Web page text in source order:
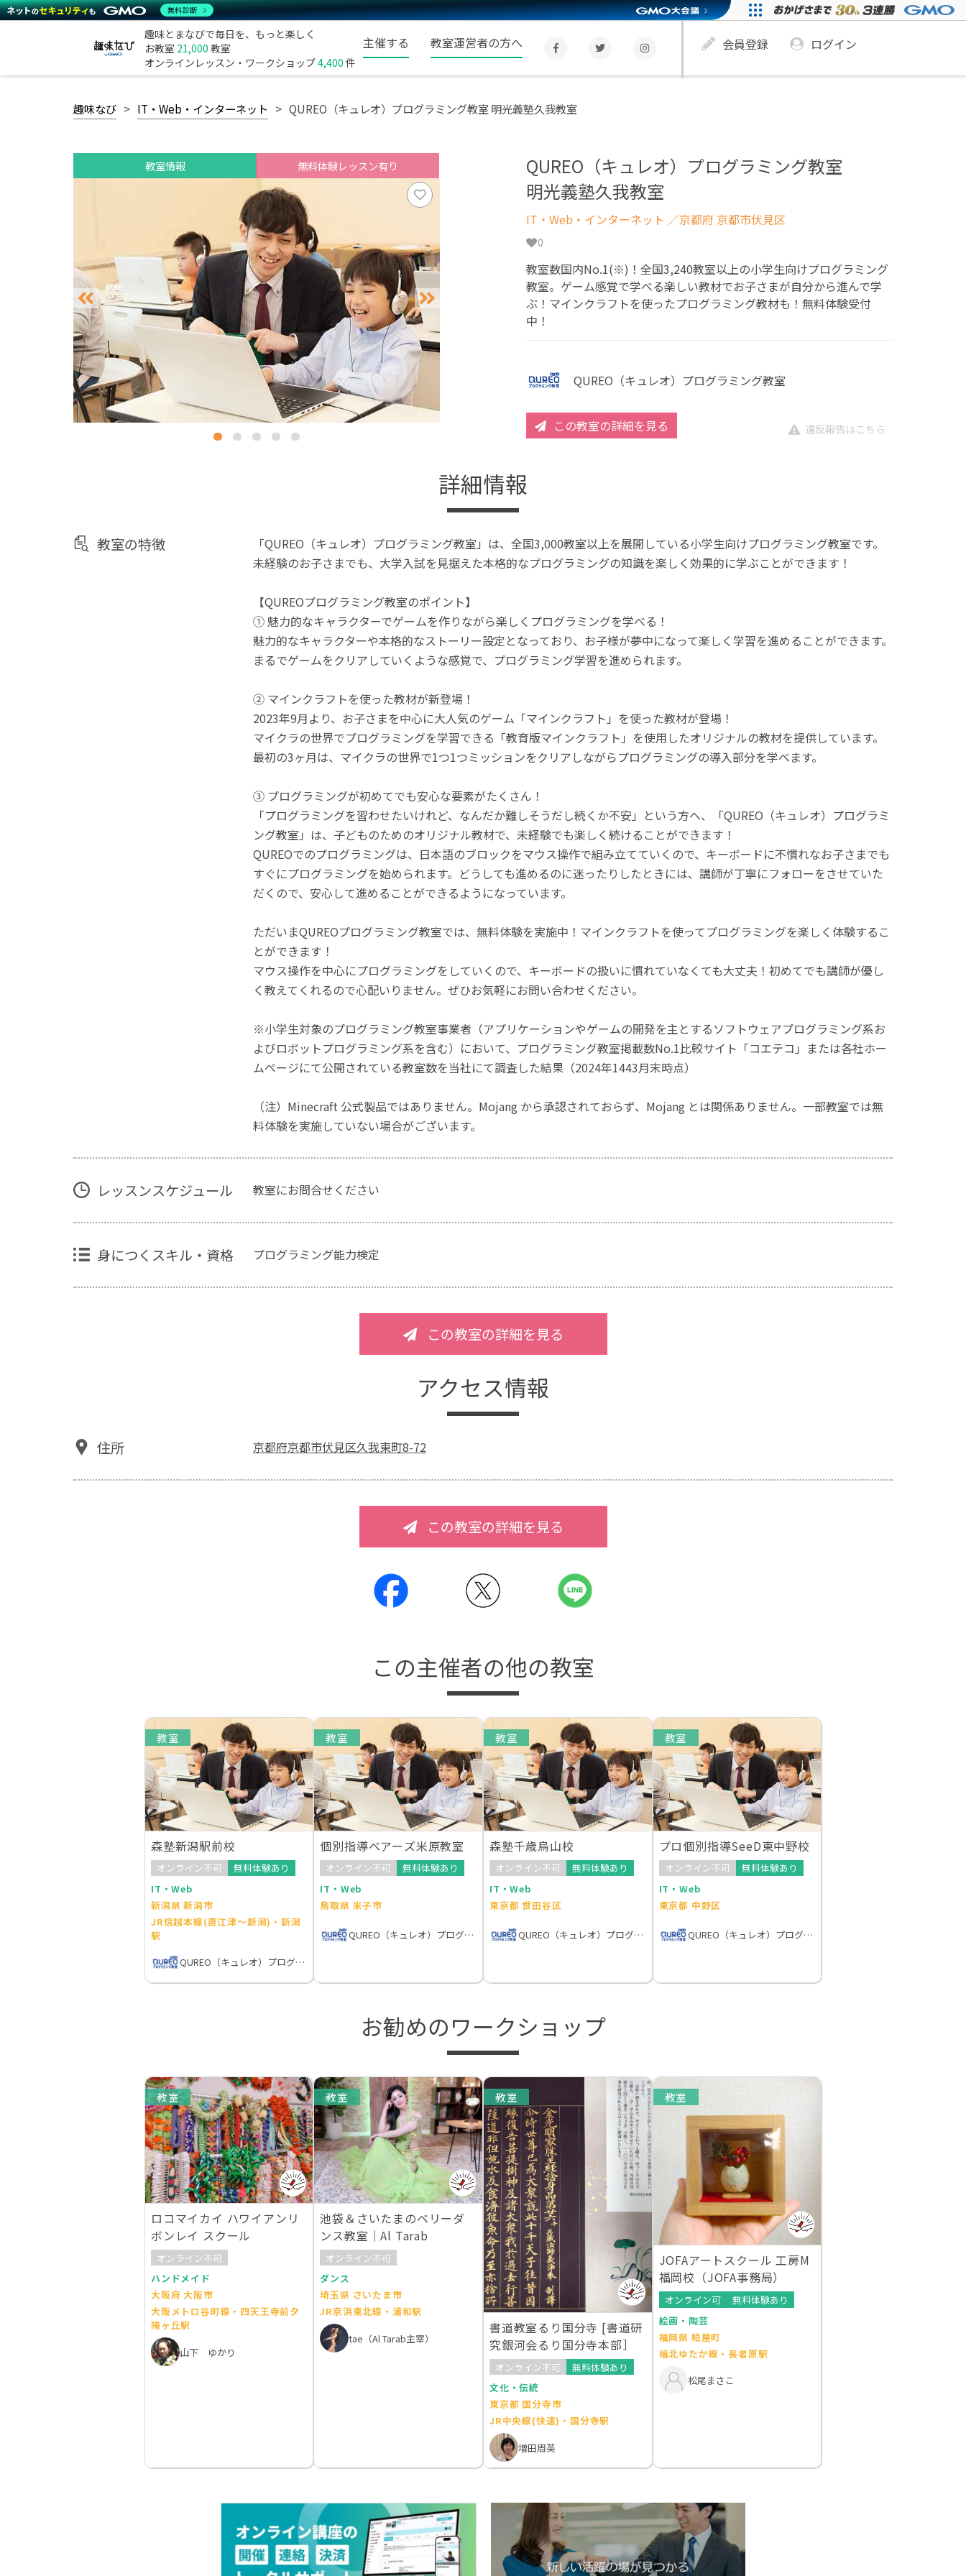
趣味とまなびで毎日を、もっと楽しく
お教室 21,000 教室
オンラインレッスン・ワークショップ4,400 件
主催する 教室運営者の方へ 会員登録 ログイン
趣味なび IT・Web・インターネット QUREO（キュレオ）プログラミング教室 明光義塾久我教室
教室情報 無料体験レッスン有り
QUREO（キュレオ）プログラミング教室
明光義塾久我教室
IT・Web・インターネット ／京都府 京都市伏見区
0
教室数国内No.1(※)！全国3,240教室以上の小学生向けプログラミング
教室。ゲーム感覚で学べる楽しい教材でお子さまが自分から進んで学
ぶ！マインクラフトを使ったプログラミング教材も！無料体験受付
中！
QUREO（キュレオ）プログラミング教室
この教室の詳細を見る 違反報告はこちら
詳細情報
教室の特徴
「QUREO（キュレオ）プログラミング教室」は、全国3,000教室以上を展開している小学生向けプログラミング教室です。
未経験のお子さまでも、大学入試を見据えた本格的なプログラミングの知識を楽しく効果的に学ぶことができます！
【QUREOプログラミング教室のポイント】
① 魅力的なキャラクターでゲームを作りながら楽しくプログラミングを学べる！
魅力的なキャラクターや本格的なストーリー設定となっており、お子様が夢中になって楽しく学習を進めることができます。
まるでゲームをクリアしていくような感覚で、プログラミング学習を進められます。
② マインクラフトを使った教材が新登場！
2023年9月より、お子さまを中心に大人気のゲーム「マインクラフト」を使った教材が登場！
マイクラの世界でプログラミングを学習できる「教育版マインクラフト」を使用したオリジナルの教材を提供しています。
最初の3ヶ月は、マイクラの世界で1つ1つミッションをクリアしながらプログラミングの導入部分を学べます。
③ プログラミングが初めてでも安心な要素がたくさん！
「プログラミングを習わせたいけれど、なんだか難しそうだし続くか不安」という方へ、「QUREO（キュレオ）プログラミ
ング教室」は、子どものためのオリジナル教材で、未経験でも楽しく続けることができます！
QUREOでのプログラミングは、日本語のブロックをマウス操作で組み立てていくので、キーボードに不慣れなお子さまでも
すぐにプログラミングを始められます。どうしても進めるのに迷ったりしたときには、講師が丁寧にフォローをさせていた
だくので、安心して進めることができるようになっています。
ただいまQUREOプログラミング教室では、無料体験を実施中！マインクラフトを使ってプログラミングを楽しく体験するこ
とができます！
マウス操作を中心にプログラミングをしていくので、キーボードの扱いに慣れていなくても大丈夫！初めてでも講師が優し
く教えてくれるので心配いりません。ぜひお気軽にお問い合わせください。
※小学生対象のプログラミング教室事業者（アプリケーションやゲームの開発を主とするソフトウェアプログラミング系お
よびロボットプログラミング系を含む）において、プログラミング教室掲載数No.1比較サイト「コエテコ」または各社ホー
ムページにて公開されている教室数を当社にて調査した結果（2024年1443月末時点）
（注）Minecraft 公式製品ではありません。Mojang から承認されておらず、Mojang とは関係ありません。一部教室では無
料体験を実施していない場合がございます。
レッスンスケジュール 教室にお問合せください
身につくスキル・資格 プログラミング能力検定
この教室の詳細を見る
アクセス情報
住所 京都府京都市伏見区久我東町8-72
この教室の詳細を見る
この主催者の他の教室
教室
森塾新潟駅前校
オンライン不可
無料体験あり
IT・Web
新潟県 新潟市
JR信越本線(直江津～新潟)・新潟
駅
QUREO（キュレオ）プログラミング教室
教室
個別指導ベアーズ米原教室
オンライン不可
無料体験あり
IT・Web
鳥取県 米子市
QUREO（キュレオ）プログラミング教室
教室
森塾千歳烏山校
オンライン不可
無料体験あり
IT・Web
東京都 世田谷区
QUREO（キュレオ）プログラミング教室
教室
プロ個別指導SeeD東中野校
オンライン不可
無料体験あり
IT・Web
東京都 中野区
QUREO（キュレオ）プログラミング教室
お勧めのワークショップ
教室
ロコマイカイ ハワイアンリ
ボンレイ スクール
オンライン不可
ハンドメイド
大阪府 大阪市
大阪メトロ谷町線・四天王寺前夕
陽ヶ丘駅
山下 ゆかり
教室
池袋＆さいたまのベリーダ
ンス教室｜Al Tarab
オンライン不可
ダンス
埼玉県 さいたま市
JR京浜東北線・浦和駅
tae（Al Tarab主宰）
教室
書道教室るり国分寺 [書道研
究銀河会るり国分寺本部］
オンライン不可
無料体験あり
文化・伝統
東京都 国分寺市
JR中央線(快速)・国分寺駅
増田周英
教室
JOFAアートスクール 工房M
福岡校（JOFA事務局）
オンライン可
無料体験あり
絵画・陶芸
福岡県 粕屋町
福北ゆたか線・長者原駅
松尾まさこ
無料診断